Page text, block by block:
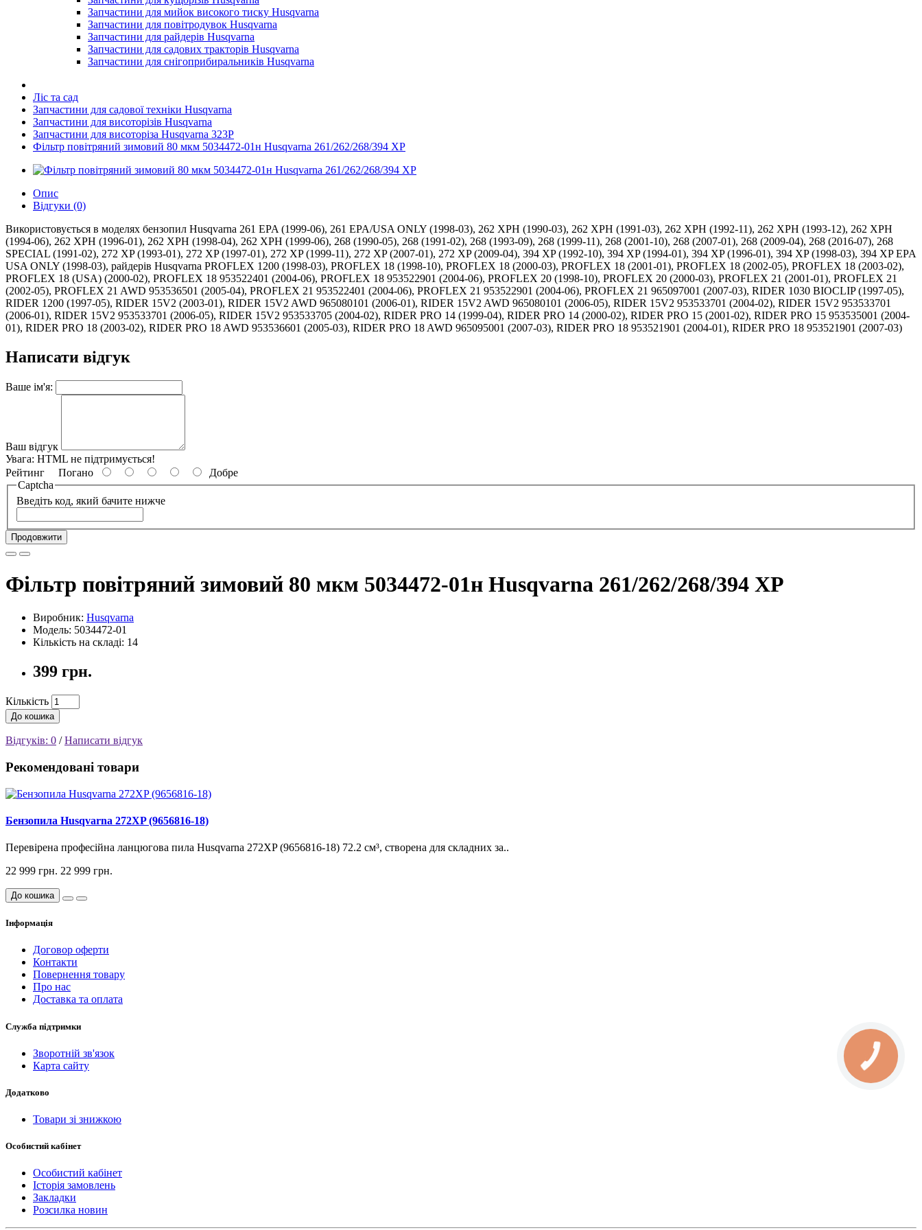
Запчастини для мийок високого тиску Husqvarna
Запчастини для повітродувок Husqvarna
Запчастини для райдерів Husqvarna
Запчастини для садових тракторів Husqvarna
Запчастини для снігоприбиральників Husqvarna
Ліс та сад
Запчастини для садової техніки Husqvarna
Запчастини для висоторізів Husqvarna
Запчастини для висоторіза Husqvarna 323P
Фільтр повітряний зимовий 80 мкм 5034472-01н Husqvarna 261/262/268/394 XP
Опис
Відгуки (0)
Використовується в моделях бензопил Husqvarna 261 EPA (1999-06), 261 EPA/USA ONLY (1998-03), 262 XPH (1990-03), 262 XPH (1991-03), 262 XPH (1992-11), 262 XPH (1993-12), 262 XPH
(1994-06), 262 XPH (1996-01), 262 XPH (1998-04), 262 XPH (1999-06), 268 (1990-05), 268 (1991-02), 268 (1993-09), 268 (1999-11), 268 (2001-10), 268 (2007-01), 268 (2009-04), 268 (2016-07), 268
SPECIAL (1991-02), 272 XP (1993-01), 272 XP (1997-01), 272 XP (1999-11), 272 XP (2007-01), 272 XP (2009-04), 394 XP (1992-10), 394 XP (1994-01), 394 XP (1996-01), 394 XP (1998-03), 394 XP EPA
USA ONLY (1998-03), райдерів Husqvarna PROFLEX 1200 (1998-03), PROFLEX 18 (1998-10), PROFLEX 18 (2000-03), PROFLEX 18 (2001-01), PROFLEX 18 (2002-05), PROFLEX 18 (2003-02),
PROFLEX 18 (USA) (2000-02), PROFLEX 18 953522401 (2004-06), PROFLEX 18 953522901 (2004-06), PROFLEX 20 (1998-10), PROFLEX 20 (2000-03), PROFLEX 21 (2001-01), PROFLEX 21
(2002-05), PROFLEX 21 AWD 953536501 (2005-04), PROFLEX 21 953522401 (2004-06), PROFLEX 21 953522901 (2004-06), PROFLEX 21 965097001 (2007-03), RIDER 1030 BIOCLIP (1997-05),
RIDER 1200 (1997-05), RIDER 15V2 (2003-01), RIDER 15V2 AWD 965080101 (2006-01), RIDER 15V2 AWD 965080101 (2006-05), RIDER 15V2 953533701 (2004-02), RIDER 15V2 953533701
(2006-01), RIDER 15V2 953533701 (2006-05), RIDER 15V2 953533705 (2004-02), RIDER PRO 14 (1999-04), RIDER PRO 14 (2000-02), RIDER PRO 15 (2001-02), RIDER PRO 15 953535001 (2004-
01), RIDER PRO 18 (2003-02), RIDER PRO 18 AWD 953536601 (2005-03), RIDER PRO 18 AWD 965095001 (2007-03), RIDER PRO 18 953521901 (2004-01), RIDER PRO 18 953521901 (2007-03)
Написати відгук
Ваше ім'я:
Ваш відгук
Увага: HTML не підтримується!
Рейтинг Погано
Добре
Captcha
Введіть код, який бачите нижче
Продовжити
Фільтр повітряний зимовий 80 мкм 5034472-01н Husqvarna 261/262/268/394 XP
Виробник: Husqvarna
Модель: 5034472-01
Кількість на складі: 14
399 грн.
Кількість
До кошика
Відгуків: 0 /Написати відгук
Рекомендовані товари
Бензопила Husqvarna 272XP (9656816-18)
Перевірена професійна ланцюгова пила Husqvarna 272XP (9656816-18) 72.2 см³, створена для складних за..
22 999 грн. 22 999 грн.
До кошика
Інформація
Договор оферти
Контакти
Повернення товару
Про нас
Доставка та оплата
Служба підтримки
Зворотній зв'язок
Карта сайту
Додатково
Товари зі знижкою
Особистий кабінет
Особистий кабінет
Історія замовлень
Закладки
Розсилка новин